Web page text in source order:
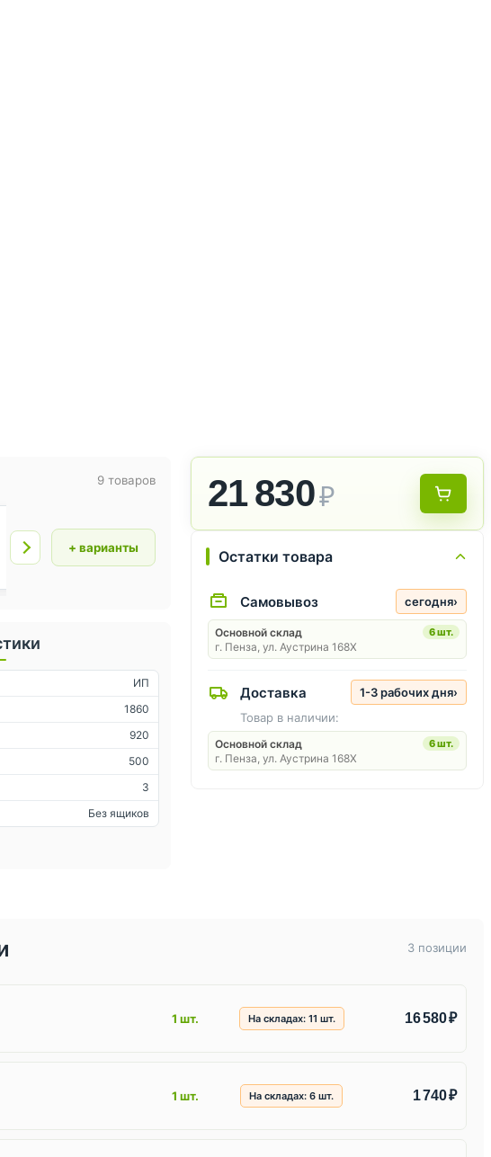
ИП
1860
920
500
3
Без ящиков
9 товаров
+ варианты
21 830₽
Остатки товара
Самовывоз сегодня›
Основной склад 6 шт.
г. Пенза, ул. Аустрина 168Х
Доставка 1-3 рабочих дня›
Товар в наличии:
Основной склад 6 шт.
г. Пенза, ул. Аустрина 168Х
3 позиции
1 шт. На складах: 11 шт. 16 580 ₽
1 шт. На складах: 6 шт. 1 740 ₽